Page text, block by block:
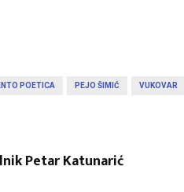
POETICA PEJO ŠIMIĆ VUKOVAR
Petar Katunarić